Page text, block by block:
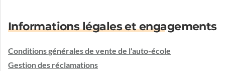
Informations légales et engagements
Conditions générales de vente de l'auto-école
Gestion des réclamations